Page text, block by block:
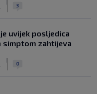
3
uvijek posljedica
simptom zahtijeva
0